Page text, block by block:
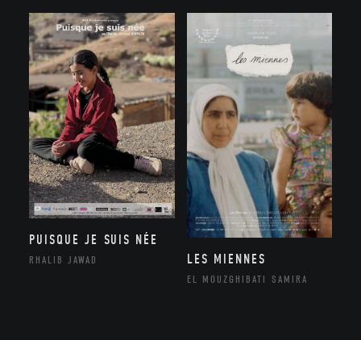
PUISQUE JE SUIS NÉE
RHALIB JAWAD LES MIENNES
EL MOUZGHIBATI SAMIRA